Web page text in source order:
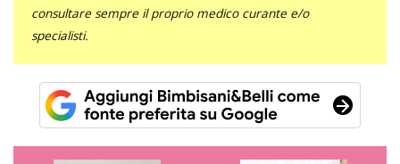
consultare sempre il proprio medico curante e/o
specialisti.